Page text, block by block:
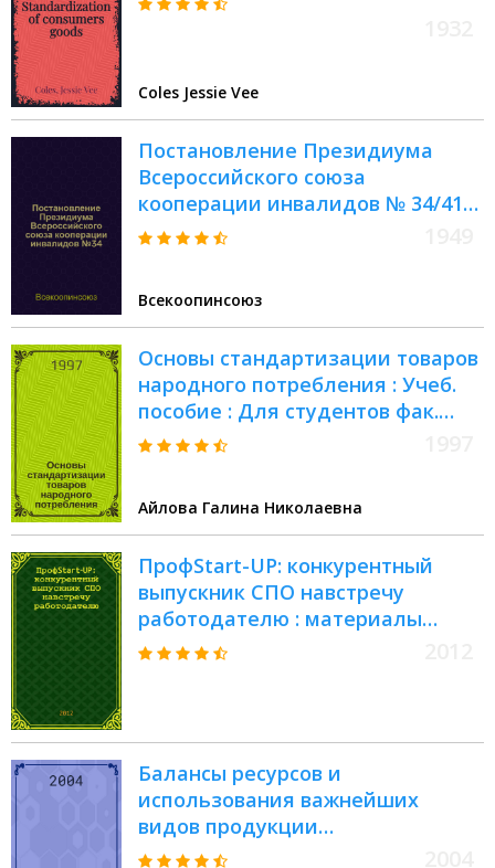
Coles Jessie Vee
Постановление Президиума
Всероссийского союза
кооперации инвалидов № 34/416
9-го декабря 1948 года : О мерах
Всекоопинсоюз
Основы стандартизации товаров
народного потребления : Учеб.
пособие : Для студентов фак.
коммерции для спец. 061600,
Айлова Галина Николаевна
ПрофStart-UP: конкурентный
выпускник СПО навстречу
работодателю : материалы
студенческого научно-
Балансы ресурсов и
использования важнейших
видов продукции
производственно-технического